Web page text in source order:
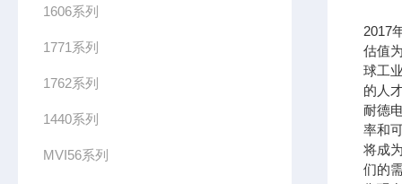
1606系列
1771系列
1762系列
1440系列
MVI56系列
2017
估值
球工
的人
耐德
率和
将成
们的